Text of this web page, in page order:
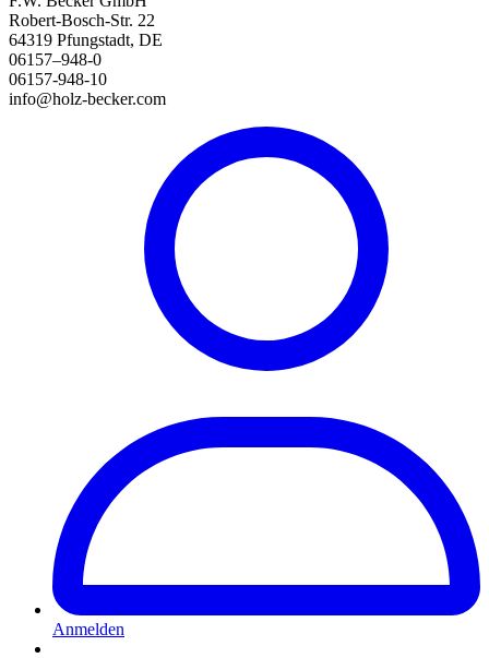
Robert-Bosch-Str. 22
64319 Pfungstadt, DE
06157–948-0
06157-948-10
info@holz-becker.com
Anmelden